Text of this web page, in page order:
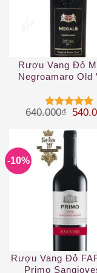
Rượu Vang Đỏ
Negroamaro Old
Được xếp
sao
640.000₫ Giá
-10%
Rượu Vang Đỏ
Primo